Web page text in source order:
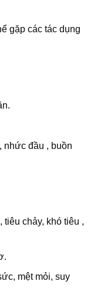
gặp các tác dụng
nhức đầu , buồn
chảy, khó tiêu ,
mệt mỏi, suy